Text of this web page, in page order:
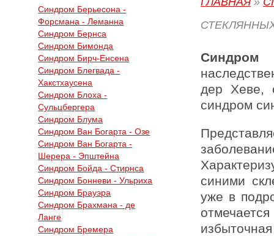
Синдром Берьесона -
Форсмана - Леманна
Синдром Бернса
Синдром Бимонда
Синдром Бирч-Енсена
Синдром Блегвада -
Хакстхаусена
Синдром Блоха -
Сульцбергера
Синдром Блума
Синдром Ван Богарта - Озе
Синдром Ван Богарта -
Шерера - Эпштейна
Синдром Бойда - Стирнса
Синдром Бонневи - Ульриха
Синдром Брауэра
Синдром Брахмана - де
Ланге
Синдром Бремера
Синдром
дер Хеве,
синдром
синими
уже в